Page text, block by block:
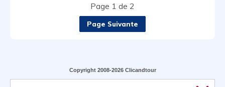
Page 1 de 2
Page Suivante
Copyright 2008-2026 Clicandtour